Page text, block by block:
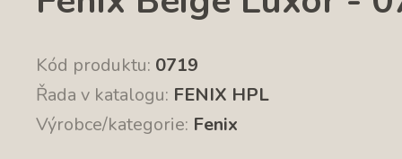
Kód produktu: 0719
Řada v katalogu: FENIX HPL
Výrobce/kategorie: Fenix